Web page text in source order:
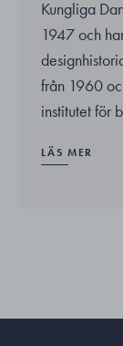
Kungliga
1947 och
från 1960
institutet för
LÄS MER